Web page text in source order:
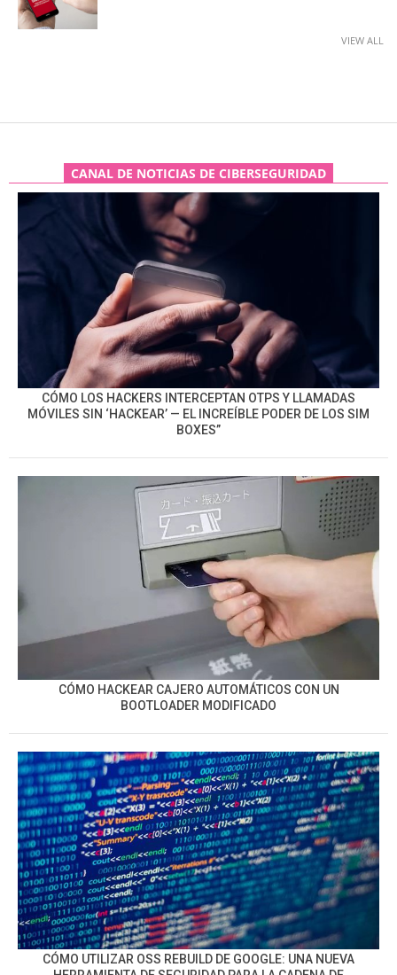
VIEW ALL
CANAL DE NOTICIAS DE CIBERSEGURIDAD
CÓMO LOS HACKERS INTERCEPTAN OTPS Y LLAMADAS
MÓVILES SIN ‘HACKEAR’ — EL INCREÍBLE PODER DE LOS SIM
BOXES”
CÓMO HACKEAR CAJERO AUTOMÁTICOS CON UN
BOOTLOADER MODIFICADO
CÓMO UTILIZAR OSS REBUILD DE GOOGLE: UNA NUEVA